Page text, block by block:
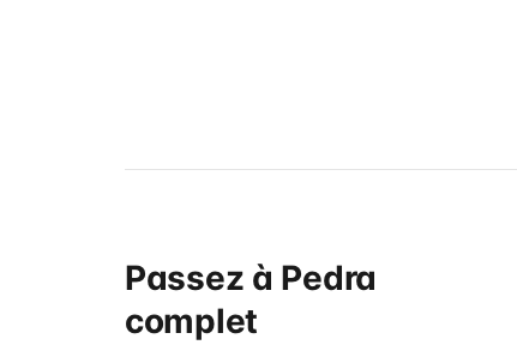
Passez à Pedra
complet